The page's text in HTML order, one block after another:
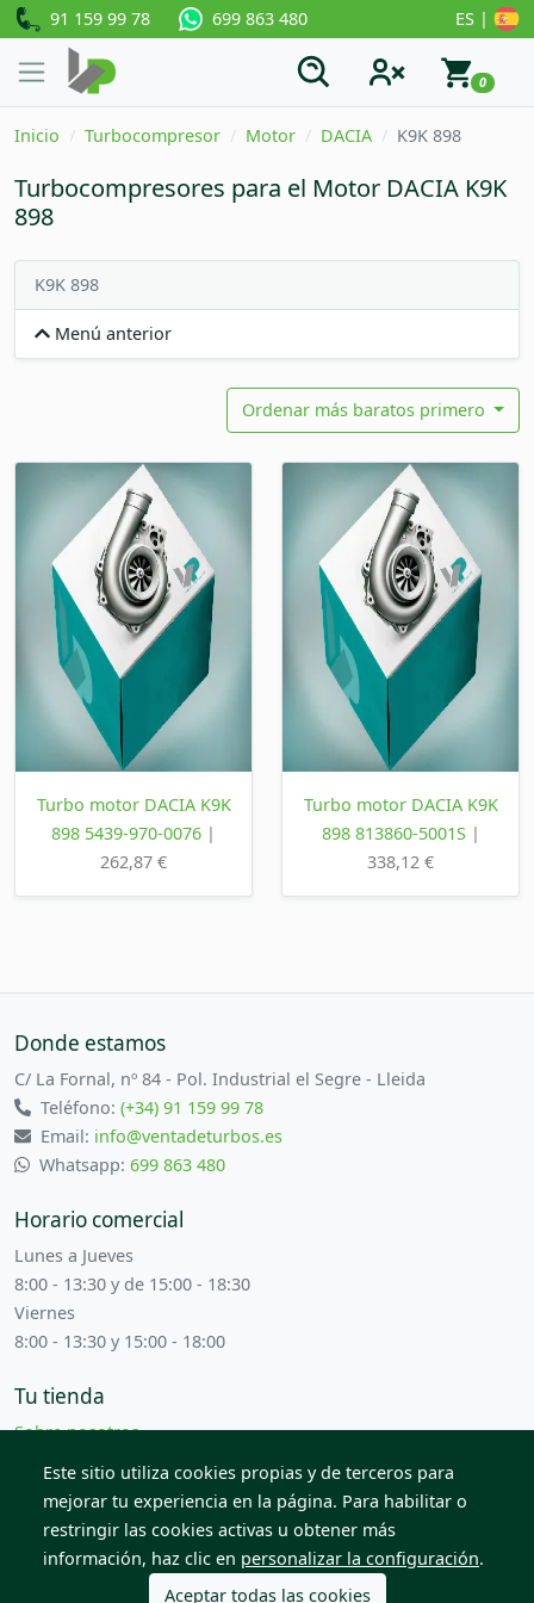
91 159 99 78 699 863 480 ES |
0
Inicio Turbocompresor Motor DACIA K9K 898
Turbocompresores para el Motor DACIA K9K
898
K9K 898
Menú anterior
Ordenar más baratos primero
Turbo motor DACIA K9K
898 5439-970-0076 |
262,87 €
Turbo motor DACIA K9K
898 813860-5001S |
338,12 €
Donde estamos
C/ La Fornal, nº 84 - Pol. Industrial el Segre - Lleida
Teléfono:(+34) 91 159 99 78
Email: info@ventadeturbos.es
Whatsapp: 699 863 480
Horario comercial
Lunes a Jueves
8:00 - 13:30 y de 15:00 - 18:30
Viernes
8:00 - 13:30 y 15:00 - 18:00
Tu tienda
Sobre nosotros
Términos y condiciones
Contacta con nosotros
© 2026 Todos los derechos reservados. Venta de Piezas
2012 S.L.
Este sitio utiliza cookies propias y de terceros para
mejorar tu experiencia en la página. Para habilitar o
restringir las cookies activas u obtener más
información, haz clic en personalizar la configuración.
Aceptar todas las cookies